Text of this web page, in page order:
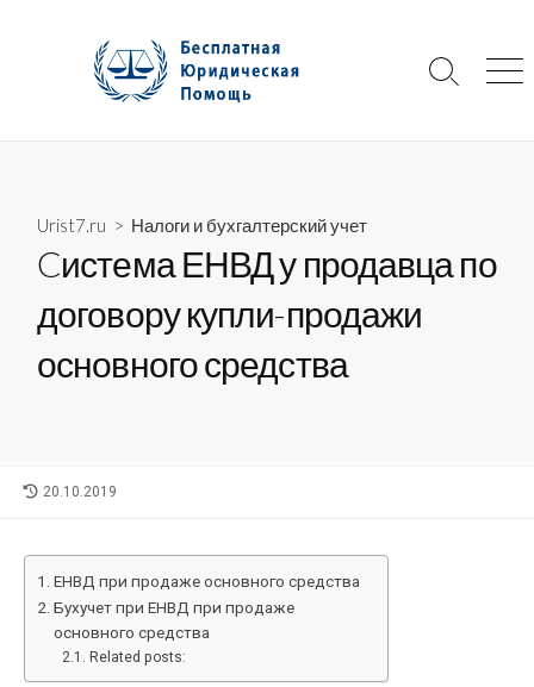
Search
Urist7.ru > Налоги и бухгалтерский учет
Cистема ЕНВД у продавца по
договору купли-продажи
основного средства
LAST
20.10.2019
ЕНВД при продаже основного средства
Бухучет при ЕНВД при продаже
основного средства
Related posts: